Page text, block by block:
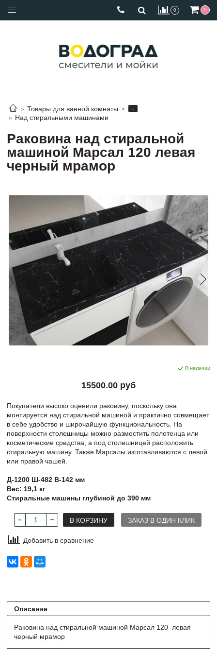
0 0
Товары для ванной комнаты
-
Над стиральными машинами
Раковина над стиральной
машиной Марсал 120 левая
черный мрамор
В наличии
15500.00 руб
Покупатели высоко оценили раковину, поскольку она
монтируется над стиральной машиной и практично совмещает
в себе удобство и широчайшую функциональность. На
поверхности столешницы можно разместить полотенца или
косметические средства, а под столешницей расположить
стиральную машину. Также Марсалы изготавливаются с левой
или правой чашей.
Д-1200 Ш-482 В-142 мм
Вес: 19,1 кг
Стиральные машины глубиной до 390 мм
В КОРЗИНУ ЗАКАЗ В ОДИН КЛИК
Добавить в сравнение
Описание
Раковина над стиральной машиной Марсал 120 левая
черный мрамор